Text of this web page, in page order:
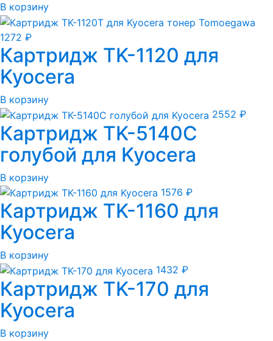
В корзину
1272 ₽
Картридж TK-1120 для
Kyocera
В корзину
2552 ₽
Картридж TK-5140C
голубой для Kyocera
В корзину
1576 ₽
Картридж TK-1160 для
Kyocera
В корзину
1432 ₽
Картридж TK-170 для
Kyocera
В корзину